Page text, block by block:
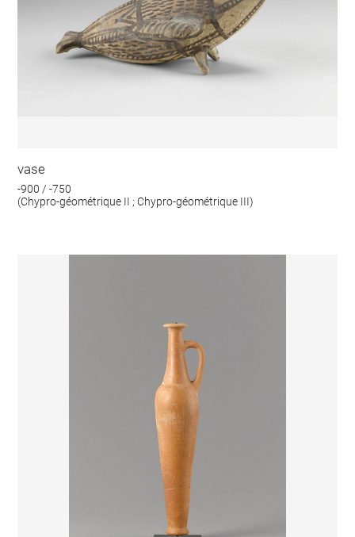
vase
-900 / -750
(Chypro-géométrique II ; Chypro-géométrique III)